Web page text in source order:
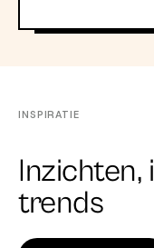
INSPIRATIE
Inzichten,
trends